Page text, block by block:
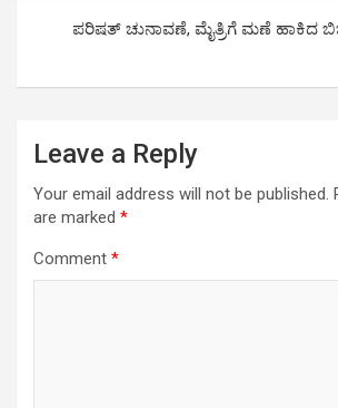
ಪರಿಷತ್ ಚುನಾವಣೆ, ಮೈತ್ರಿಗೆ ಮಣೆ ಹಾಕಿದ
Leave a Reply
Your email address will not be published.
are marked *
Comment *